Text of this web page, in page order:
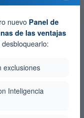
nuevo Panel de
de las ventajas
exclusiones
Inteligencia